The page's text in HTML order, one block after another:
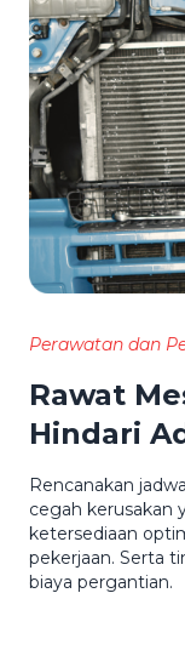
Perawatan dan
Rawat
Hindari
Rencanakan
cegah kerusakan
ketersediaan
pekerjaan. Serta
biaya pergantian.